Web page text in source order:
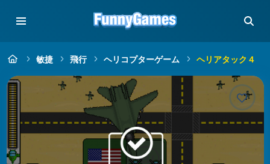
敏捷 飛行 ヘリコプターゲーム ヘリアタック４